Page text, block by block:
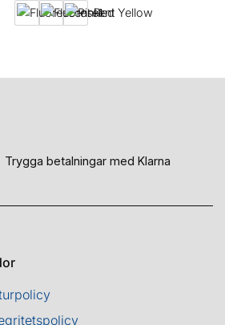
+1
Trygga betalningar med Klarna